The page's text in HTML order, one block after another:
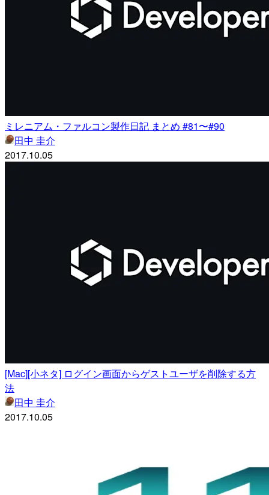
ミレニアム・ファルコン製作日記 まとめ #81〜#90
田中 圭介
2017.10.05
[Mac][小ネタ] ログイン画面からゲストユーザを削除する方
法
田中 圭介
2017.10.05